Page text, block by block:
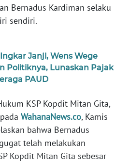
Bernadus Kardiman selaku
sendiri.
Janji, Wens Wege
Politiknya, Lunaskan Pajak
PAUD
KSP Kopdit Mitan Gita,
WahanaNews.co, Kamis
bahwa Bernadus
telah melakukan
Kopdit Mitan Gita sebesar